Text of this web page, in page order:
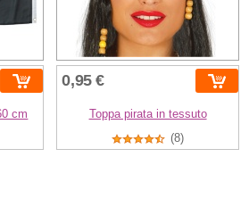
cm
0,95 €
Toppa pirata in tessuto
(8)